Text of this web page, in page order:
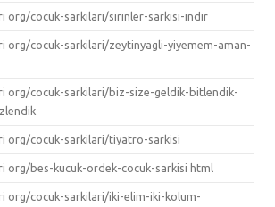
org/cocuk-sarkilari/sirinler-sarkisi-indir
org/cocuk-sarkilari/zeytinyagli-yiyemem-aman-
org/cocuk-sarkilari/biz-size-geldik-bitlendik-
org/cocuk-sarkilari/tiyatro-sarkisi
org/bes-kucuk-ordek-cocuk-sarkisi html
org/cocuk-sarkilari/iki-elim-iki-kolum-